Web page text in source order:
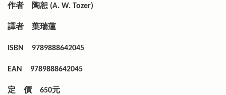
作者 陶恕 (A. W. Tozer)
譯者 葉瑞蓮
ISBN 9789888642045
EAN 9789888642045
定 價 650元